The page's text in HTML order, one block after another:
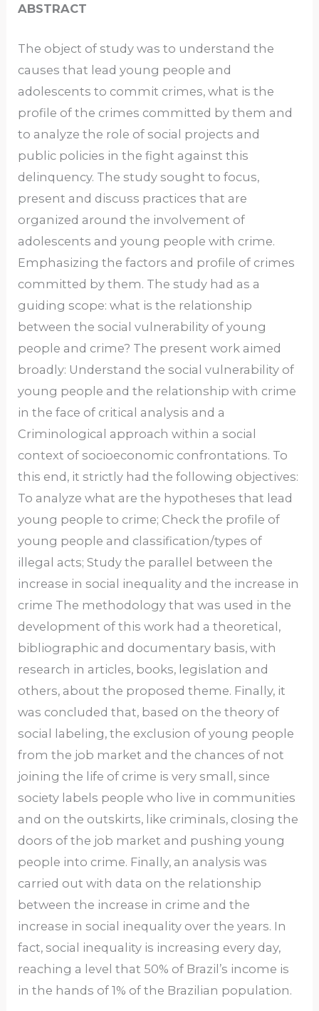
ABSTRACT
The object of study was to understand the
causes that lead young people and
adolescents to commit crimes, what is the
profile of the crimes committed by them and
to analyze the role of social projects and
public policies in the fight against this
delinquency. The study sought to focus,
present and discuss practices that are
organized around the involvement of
adolescents and young people with crime.
Emphasizing the factors and profile of crimes
committed by them. The study had as a
guiding scope: what is the relationship
between the social vulnerability of young
people and crime? The present work aimed
broadly: Understand the social vulnerability of
young people and the relationship with crime
in the face of critical analysis and a
Criminological approach within a social
context of socioeconomic confrontations. To
this end, it strictly had the following objectives:
To analyze what are the hypotheses that lead
young people to crime; Check the profile of
young people and classification/types of
illegal acts; Study the parallel between the
increase in social inequality and the increase in
crime The methodology that was used in the
development of this work had a theoretical,
bibliographic and documentary basis, with
research in articles, books, legislation and
others, about the proposed theme. Finally, it
was concluded that, based on the theory of
social labeling, the exclusion of young people
from the job market and the chances of not
joining the life of crime is very small, since
society labels people who live in communities
and on the outskirts, like criminals, closing the
doors of the job market and pushing young
people into crime. Finally, an analysis was
carried out with data on the relationship
between the increase in crime and the
increase in social inequality over the years. In
fact, social inequality is increasing every day,
reaching a level that 50% of Brazil’s income is
in the hands of 1% of the Brazilian population.